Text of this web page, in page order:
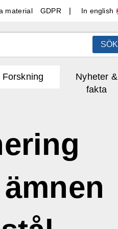
material GDPR In english
SÖK
Forskning
Nyheter &
fakta